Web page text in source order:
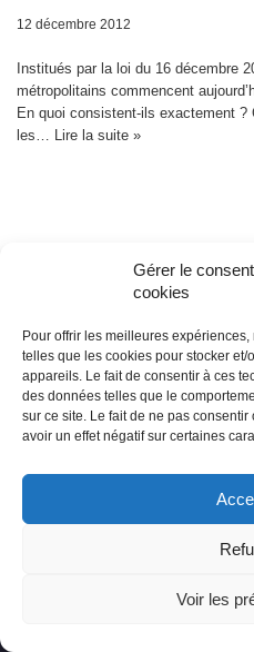
Gérer le
cookies
Pour offrir les meilleures
telles que les cookies pour stocker
appareils. Le fait de consentir à ces
des données telles que le
sur ce site. Le fait de ne pas
avoir un effet négatif sur certaines
Voir les
12 décembre 2012
Institués par la loi du 16 décembre
métropolitains commencent
En quoi consistent-ils exactement
les… Lire la suite »
© édile
Mentions légales
© édile, site propulsé par